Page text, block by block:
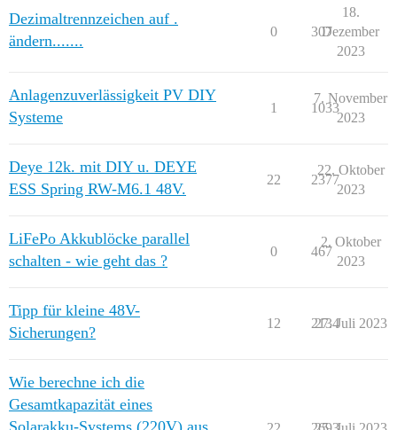
Dezimaltrennzeichen auf .
ändern.......
0 307
18.
Dezember
2023
Anlagenzuverlässigkeit PV DIY
Systeme
1 1033
7. November
2023
Deye 12k. mit DIY u. DEYE
ESS Spring RW-M6.1 48V.
22 2377
22. Oktober
2023
LiFePo Akkublöcke parallel
schalten - wie geht das ?
0 467
2. Oktober
2023
Tipp für kleine 48V-
Sicherungen?
12 2134
27. Juli 2023
Wie berechne ich die
Gesamtkapazität eines
Solarakku-Systems (220V) aus